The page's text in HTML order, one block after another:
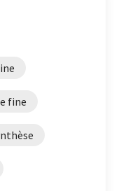
est possible
de syntaxe ou
peut être
fine